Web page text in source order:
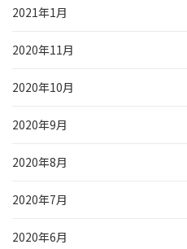
2021年1月
2020年11月
2020年10月
2020年9月
2020年8月
2020年7月
2020年6月